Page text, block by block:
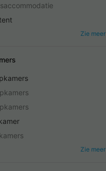
Zie meer
Zie meer